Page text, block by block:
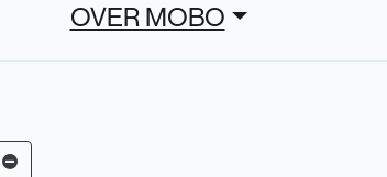
OVER MOBO